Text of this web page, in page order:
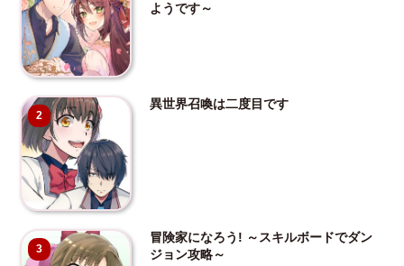
ようです～
2
異世界召喚は二度目です
3
冒険家になろう! ～スキルボードでダン
ジョン攻略～